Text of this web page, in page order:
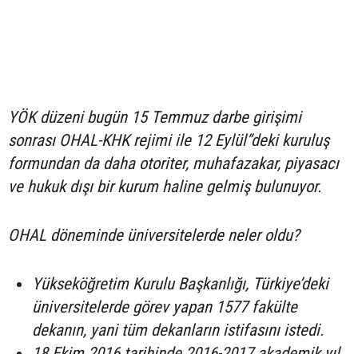
YÖK düzeni bugün 15 Temmuz darbe girişimi
sonrası OHAL-KHK rejimi ile 12 Eylül”deki kuruluş
formundan da daha otoriter, muhafazakar, piyasacı
ve hukuk dışı bir kurum haline gelmiş bulunuyor.
OHAL döneminde üniversitelerde neler oldu?
Yükseköğretim Kurulu Başkanlığı, Türkiye’deki
üniversitelerde görev yapan 1577 fakülte
dekanın, yani tüm dekanların istifasını istedi.